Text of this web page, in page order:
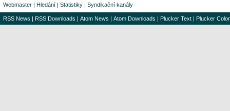
Webmaster | Hledání | Statistiky | Syndikační kanály
RSS News | RSS Downloads | Atom News | Atom Downloads | Plucker Text | Plucker Color